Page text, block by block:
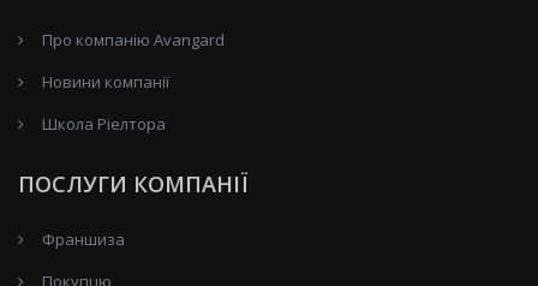
Про компанію Avangard
Новини компанії
Школа Ріелтора
ПОСЛУГИ КОМПАНІЇ
Франшиза
Покупцю